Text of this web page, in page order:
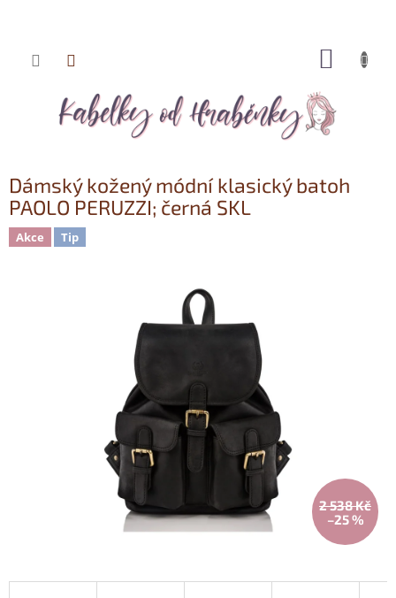
Přejít
Dámský kožený módní klasický batoh
PAOLO PERUZZI; černá SKL
Akce Tip
2 538 Kč
–25 %